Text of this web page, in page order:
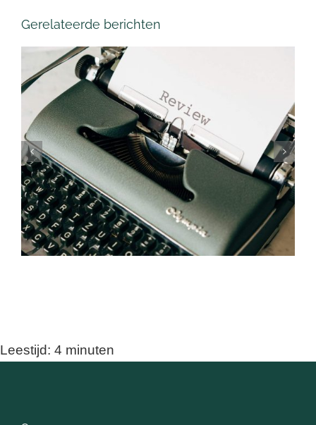
Gerelateerde berichten
Waarom je reviews op je
site moet zetten
Leestijd: 4 minuten